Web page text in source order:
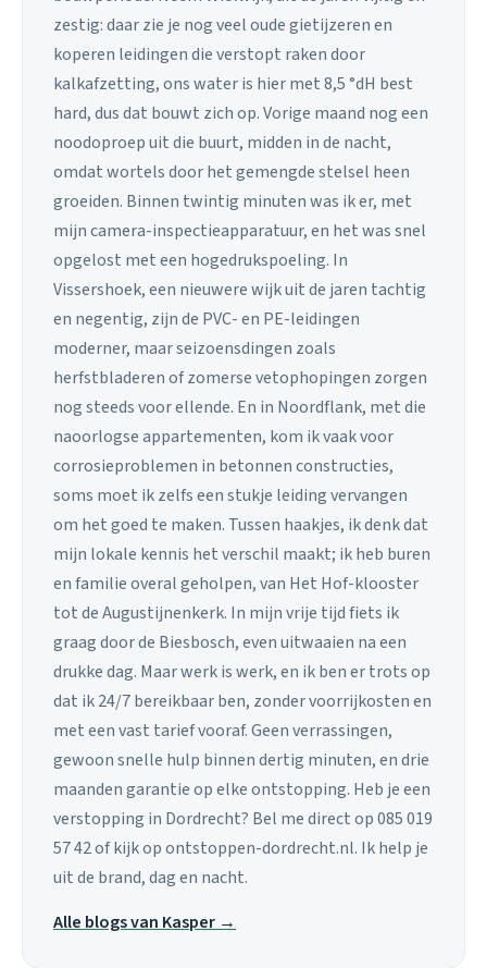
zestig: daar zie je nog veel oude gietijzeren en
koperen leidingen die verstopt raken door
kalkafzetting, ons water is hier met 8,5 °dH best
hard, dus dat bouwt zich op. Vorige maand nog een
noodoproep uit die buurt, midden in de nacht,
omdat wortels door het gemengde stelsel heen
groeiden. Binnen twintig minuten was ik er, met
mijn camera-inspectieapparatuur, en het was snel
opgelost met een hogedrukspoeling. In
Vissershoek, een nieuwere wijk uit de jaren tachtig
en negentig, zijn de PVC- en PE-leidingen
moderner, maar seizoensdingen zoals
herfstbladeren of zomerse vetophopingen zorgen
nog steeds voor ellende. En in Noordflank, met die
naoorlogse appartementen, kom ik vaak voor
corrosieproblemen in betonnen constructies,
soms moet ik zelfs een stukje leiding vervangen
om het goed te maken. Tussen haakjes, ik denk dat
mijn lokale kennis het verschil maakt; ik heb buren
en familie overal geholpen, van Het Hof-klooster
tot de Augustijnenkerk. In mijn vrije tijd fiets ik
graag door de Biesbosch, even uitwaaien na een
drukke dag. Maar werk is werk, en ik ben er trots op
dat ik 24/7 bereikbaar ben, zonder voorrijkosten en
met een vast tarief vooraf. Geen verrassingen,
gewoon snelle hulp binnen dertig minuten, en drie
maanden garantie op elke ontstopping. Heb je een
verstopping in Dordrecht? Bel me direct op 085 019
57 42 of kijk op ontstoppen-dordrecht.nl. Ik help je
uit de brand, dag en nacht.
Alle blogs van Kasper →